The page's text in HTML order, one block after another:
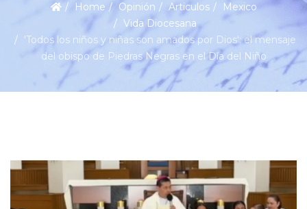
Home Opinión Articulos
Mexico
Vida Diocesana
'Todos los niños y niñas son amados por Dios': el mensaje
del obispo de Piedras Negras en el Día del Niño